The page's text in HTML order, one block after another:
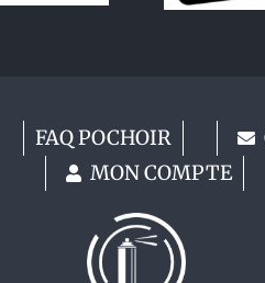
FAQ POCHOIR
MON COMPTE